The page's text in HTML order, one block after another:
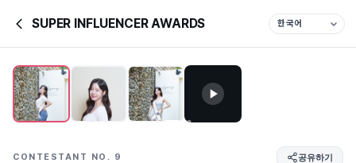
SUPER INFLUENCER AWARDS
CONTESTANT NO. 9 공유하기